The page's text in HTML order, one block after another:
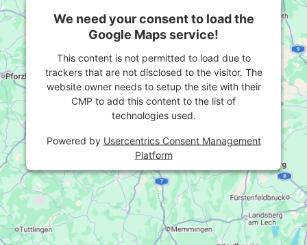
We need your consent to load the
Google Maps service!
This content is not permitted to load due to
trackers that are not disclosed to the visitor. The
website owner needs to setup the site with their
CMP to add this content to the list of
technologies used.
Powered by Usercentrics Consent Management
Platform